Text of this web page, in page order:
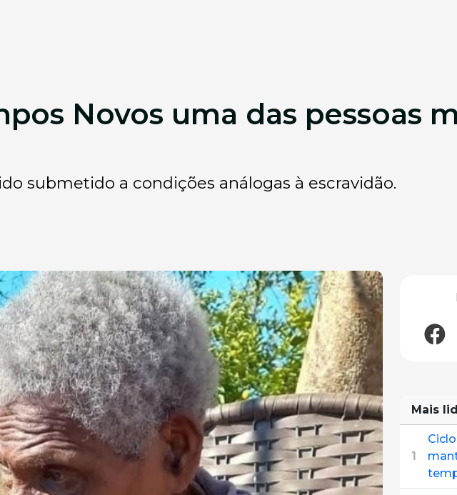
Novos uma das pessoas
submetido a condições análogas à escravidão.
Mais
1